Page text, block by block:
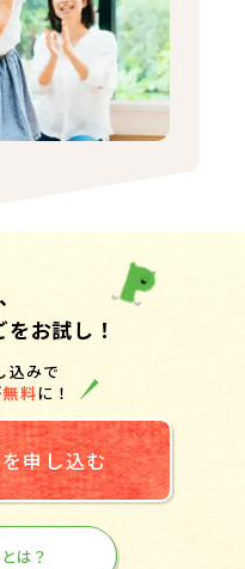
お試し！
込みで
無料に！
申し込む
は？